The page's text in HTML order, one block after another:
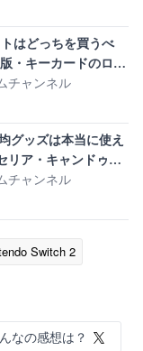
トはどっちを買うべ
・キーカードのロー
チャンネル
グッズは本当に使え
リア・キャンドゥで
チャンネル
Switch 2
なの感想は？